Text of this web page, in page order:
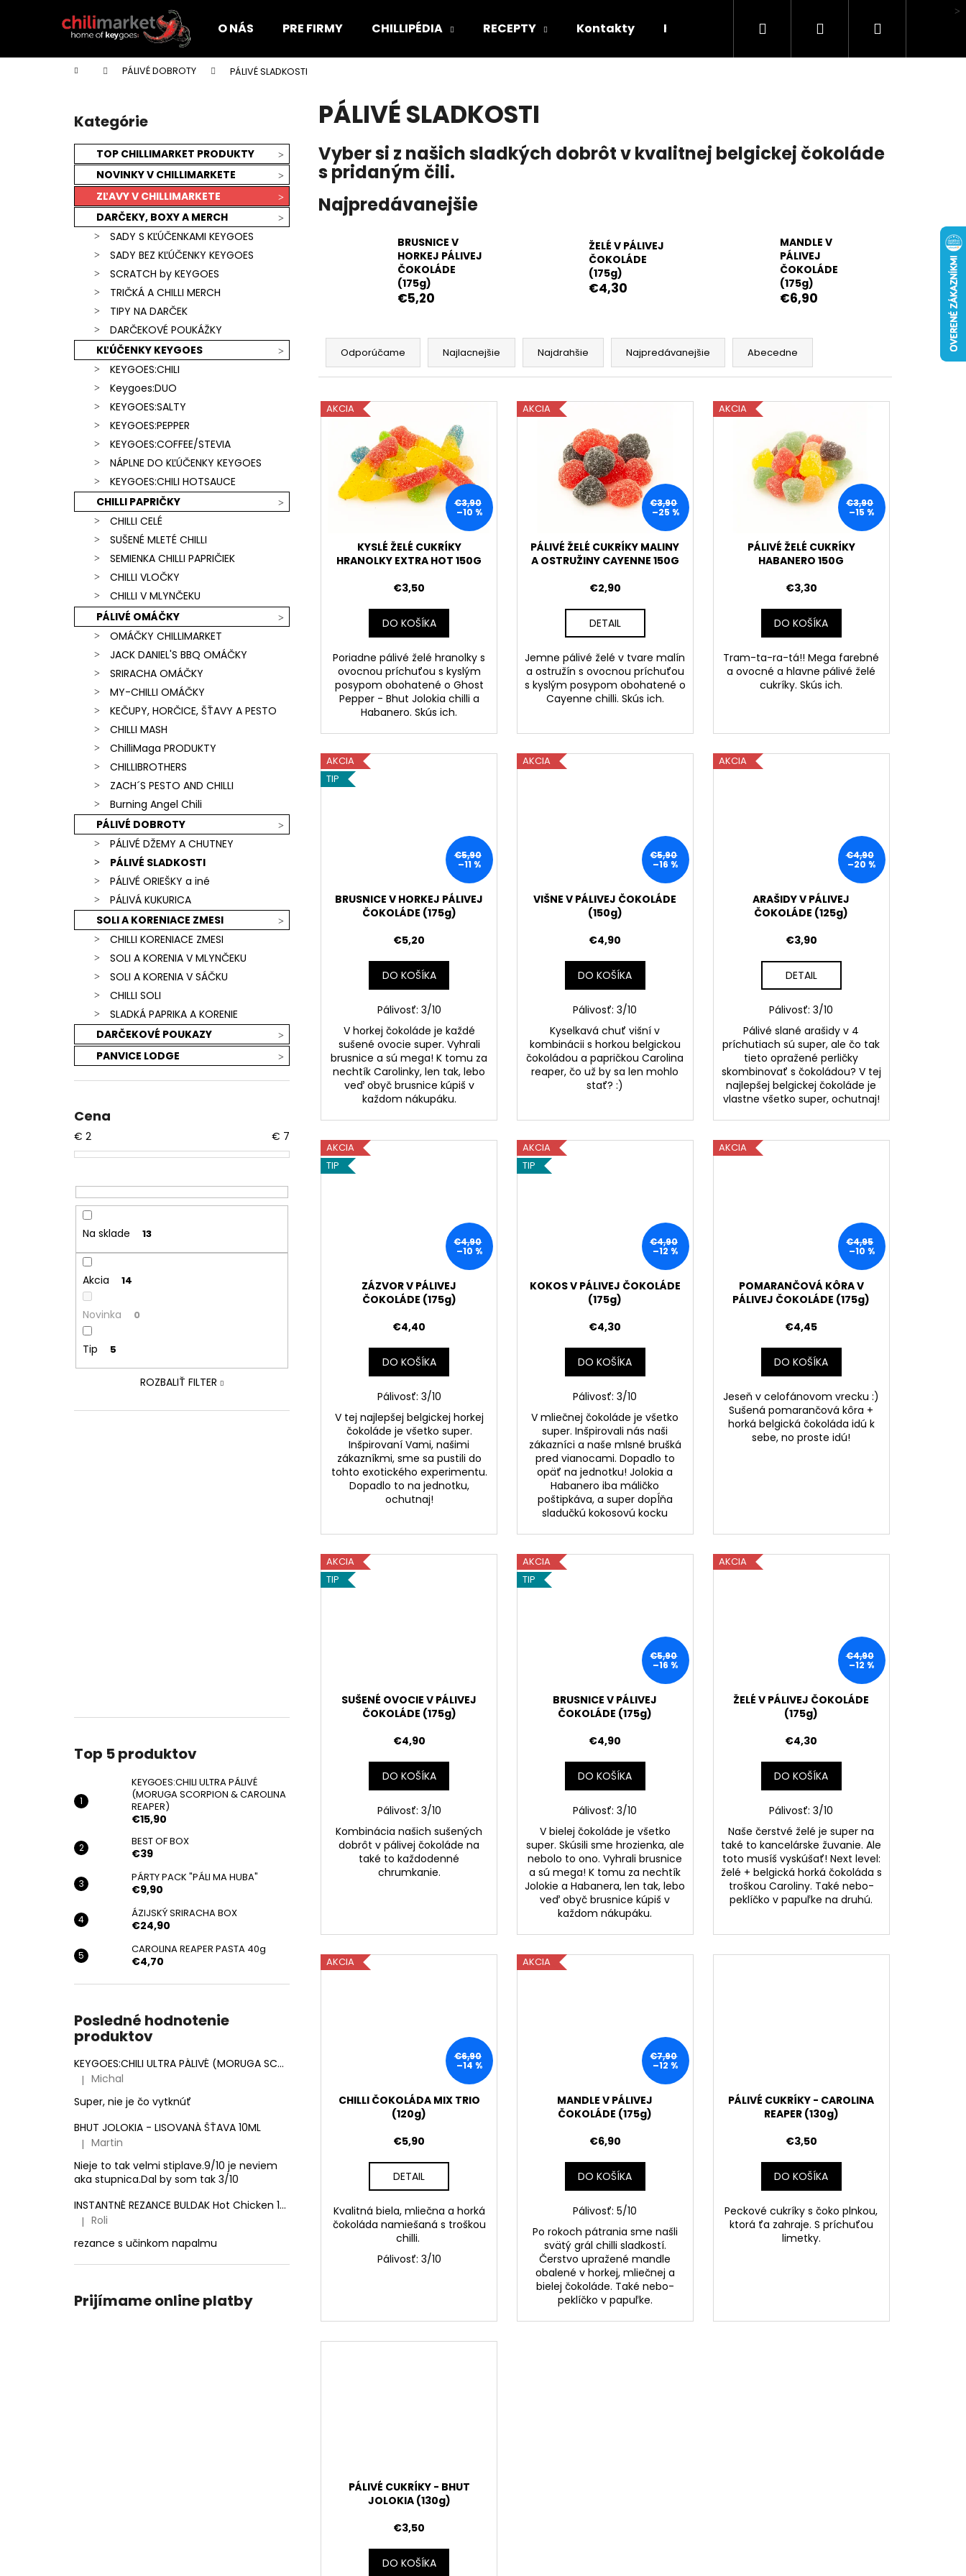
O NÁS PRE FIRMY CHILLIPÉDIA RECEPTY Kontakty Hodnotenie obchoduHľadať PrihlásenieNákupný
Domov PÁLIVÉ DOBROTY PÁLIVÉ SLADKOSTI
Preskočiť
kategórie
Kategórie
TOP CHILLIMARKET PRODUKTY
NOVINKY V CHILLIMARKETE
ZĽAVY V CHILLIMARKETE
DARČEKY, BOXY A MERCH
SADY S KĽÚČENKAMI KEYGOES
SADY BEZ KĽÚČENKY KEYGOES
SCRATCH by KEYGOES
TRIČKÁ A CHILLI MERCH
TIPY NA DARČEK
DARČEKOVÉ POUKÁŽKY
KĽÚČENKY KEYGOES
KEYGOES:CHILI
Keygoes:DUO
KEYGOES:SALTY
KEYGOES:PEPPER
KEYGOES:COFFEE/STEVIA
NÁPLNE DO KĽÚČENKY KEYGOES
KEYGOES:CHILI HOTSAUCE
CHILLI PAPRIČKY
CHILLI CELÉ
SUŠENÉ MLETÉ CHILLI
SEMIENKA CHILLI PAPRIČIEK
CHILLI VLOČKY
CHILLI V MLYNČEKU
PÁLIVÉ OMÁČKY
OMÁČKY CHILLIMARKET
JACK DANIEL'S BBQ OMÁČKY
SRIRACHA OMÁČKY
MY-CHILLI OMÁČKY
KEČUPY, HORČICE, ŠŤAVY A PESTO
CHILLI MASH
ChilliMaga PRODUKTY
CHILLIBROTHERS
ZACH´S PESTO AND CHILLI
Burning Angel Chili
PÁLIVÉ DOBROTY
PÁLIVÉ DŽEMY A CHUTNEY
PÁLIVÉ SLADKOSTI
PÁLIVÉ ORIEŠKY a iné
PÁLIVÁ KUKURICA
SOLI A KORENIACE ZMESI
CHILLI KORENIACE ZMESI
SOLI A KORENIA V MLYNČEKU
SOLI A KORENIA V SÁČKU
CHILLI SOLI
SLADKÁ PAPRIKA A KORENIE
DARČEKOVÉ POUKAZY
PANVICE LODGE
Cena
€ 2 € 7
Na sklade 13
Akcia 14
Novinka 0
Tip 5
ROZBALIŤ FILTER
Top 5 produktov
KEYGOES:CHILI ULTRA PÁLIVÉ
(MORUGA SCORPION & CAROLINA
REAPER)
€15,90
BEST OF BOX
€39
PÁRTY PACK "PÁLI MA HUBA"
€9,90
ÁZIJSKÝ SRIRACHA BOX
€24,90
CAROLINA REAPER PASTA 40g
€4,70
Posledné hodnotenie
produktov
KEYGOES:CHILI ULTRA PÁLIVÉ (MORUGA SCORPION & CAROLINA REAPER)
Hodnotenie produktu je 5 z 5 hviezdičiek.
| Michal
Super, nie je čo vytknúť
BHUT JOLOKIA - LISOVANÁ ŠŤAVA 10ML
Hodnotenie produktu je 3 z 5 hviezdičiek.
| Martin
Nieje to tak velmi stiplave.9/10 je neviem
aka stupnica.Dal by som tak 3/10
INSTANTNÉ REZANCE BULDAK Hot Chicken 140g
Hodnotenie produktu je 5 z 5 hviezdičiek.
| Roli
rezance s učinkom napalmu
Prijímame online platby
PÁLIVÉ SLADKOSTI
Vyber si z našich sladkých dobrôt v kvalitnej belgickej čokoláde
s pridaným čili.
Najpredávanejšie
BRUSNICE V
HORKEJ PÁLIVEJ
ČOKOLÁDE
(175g)
€5,20
ŽELÉ V PÁLIVEJ
ČOKOLÁDE
(175g)
€4,30
MANDLE V
PÁLIVEJ
ČOKOLÁDE
(175g)
€6,90
R
d
n
Odporúčame Najlacnejšie Najdrahšie Najpredávanejšie Abecedne
V
ýAKCIA
€3,90
–10 %
KYSLÉ ŽELÉ CUKRÍKY
HRANOLKY EXTRA HOT 150G
€3,50
DO KOŠÍKA
Poriadne pálivé želé hranolky s
ovocnou príchuťou s kyslým
posypom obohatené o Ghost
Pepper - Bhut Jolokia chilli a
Habanero. Skús ich.
AKCIA
€3,90
–25 %
PÁLIVÉ ŽELÉ CUKRÍKY MALINY
A OSTRUŽINY CAYENNE 150G
€2,90
DETAIL
Jemne pálivé želé v tvare malín
a ostružín s ovocnou príchuťou
s kyslým posypom obohatené o
Cayenne chilli. Skús ich.
AKCIA
€3,90
–15 %
PÁLIVÉ ŽELÉ CUKRÍKY
HABANERO 150G
€3,30
DO KOŠÍKA
Tram-ta-ra-tá!! Mega farebné
a ovocné a hlavne pálivé želé
cukríky. Skús ich.
AKCIA
TIP
€5,90
–11 %
BRUSNICE V HORKEJ PÁLIVEJ
ČOKOLÁDE (175g)
€5,20
DO KOŠÍKA
Pálivosť: 3/10
V horkej čokoláde je každé
sušené ovocie super. Vyhrali
brusnice a sú mega! K tomu za
nechtík Carolinky, len tak, lebo
veď obyč brusnice kúpiš v
každom nákupáku.
AKCIA
€5,90
–16 %
VIŠNE V PÁLIVEJ ČOKOLÁDE
(150g)
€4,90
DO KOŠÍKA
Pálivosť: 3/10
Kyselkavá chuť višní v
kombinácii s horkou belgickou
čokoládou a papričkou Carolina
reaper, čo už by sa len mohlo
stať? :)
AKCIA
€4,90
–20 %
ARAŠIDY V PÁLIVEJ
ČOKOLÁDE (125g)
€3,90
DETAIL
Pálivosť: 3/10
Pálivé slané arašidy v 4
príchutiach sú super, ale čo tak
tieto opražené perličky
skombinovať s čokoládou? V tej
najlepšej belgickej čokoláde je
vlastne všetko super, ochutnaj!
AKCIA
TIP
€4,90
–10 %
ZÁZVOR V PÁLIVEJ
ČOKOLÁDE (175g)
€4,40
DO KOŠÍKA
Pálivosť: 3/10
V tej najlepšej belgickej horkej
čokoláde je všetko super.
Inšpirovaní Vami, našimi
zákazníkmi, sme sa pustili do
tohto exotického experimentu.
Dopadlo to na jednotku,
ochutnaj!
AKCIA
TIP
€4,90
–12 %
KOKOS V PÁLIVEJ ČOKOLÁDE
(175g)
€4,30
DO KOŠÍKA
Pálivosť: 3/10
V mliečnej čokoláde je všetko
super. Inšpirovali nás naši
zákazníci a naše mlsné brušká
pred vianocami. Dopadlo to
opäť na jednotku! Jolokia a
Habanero iba máličko
poštipkáva, a super dopĺňa
sladučkú kokosovú kocku
AKCIA
€4,95
–10 %
POMARANČOVÁ KÔRA V
PÁLIVEJ ČOKOLÁDE (175g)
€4,45
DO KOŠÍKA
Jeseň v celofánovom vrecku :)
Sušená pomarančová kôra +
horká belgická čokoláda idú k
sebe, no proste idú!
AKCIA
TIP
SUŠENÉ OVOCIE V PÁLIVEJ
ČOKOLÁDE (175g)
€4,90
DO KOŠÍKA
Pálivosť: 3/10
Kombinácia našich sušených
dobrôt v pálivej čokoláde na
také to každodenné
chrumkanie.
AKCIA
TIP
€5,90
–16 %
BRUSNICE V PÁLIVEJ
ČOKOLÁDE (175g)
€4,90
DO KOŠÍKA
Pálivosť: 3/10
V bielej čokoláde je všetko
super. Skúsili sme hrozienka, ale
nebolo to ono. Vyhrali brusnice
a sú mega! K tomu za nechtík
Jolokie a Habanera, len tak, lebo
veď obyč brusnice kúpiš v
každom nákupáku.
AKCIA
€4,90
–12 %
ŽELÉ V PÁLIVEJ ČOKOLÁDE
(175g)
€4,30
DO KOŠÍKA
Pálivosť: 3/10
Naše čerstvé želé je super na
také to kancelárske žuvanie. Ale
toto musíš vyskúšať! Next level:
želé + belgická horká čokoláda s
troškou Caroliny. Také nebo-
peklíčko v papuľke na druhú.
AKCIA
€6,90
–14 %
CHILLI ČOKOLÁDA MIX TRIO
(120g)
€5,90
DETAIL
Kvalitná biela, mliečna a horká
čokoláda namiešaná s troškou
chilli.
Pálivosť: 3/10
AKCIA
€7,90
–12 %
MANDLE V PÁLIVEJ
ČOKOLÁDE (175g)
€6,90
DO KOŠÍKA
Pálivosť: 5/10
Po rokoch pátrania sme našli
svätý grál chilli sladkostí.
Čerstvo upražené mandle
obalené v horkej, mliečnej a
bielej čokoláde. Také nebo-
peklíčko v papuľke.
PÁLIVÉ CUKRÍKY - CAROLINA
REAPER (130g)
€3,50
DO KOŠÍKA
Peckové cukríky s čoko plnkou,
ktorá ťa zahraje. S príchuťou
limetky.
PÁLIVÉ CUKRÍKY - BHUT
JOLOKIA (130g)
€3,50
DO KOŠÍKA
í
Späť
do
Späť
do
Odporúčame
KEYGOES:CHILI ULTRA PÁLIVÉ (MORUGA
SCORPION & CAROLINA REAPER)
€15,90
Pôvodne:€48